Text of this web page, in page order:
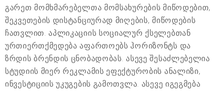
გარეთ მომხმარებელთა მომსახურების მიწოდებით,
შეკვეთების დისტანციურად მიღების, მიწოდების
ჩათვლით. აპლიკაციის სოციალურ ქსელებთან
ურთიერთქმედება აფართოებს ჰორიზონტს და
ზრდის ბრენდის ცნობადობას. ასევე შესაძლებელია
სტუდიის მიერ რეკლამის ეფექტურობის ანალიზი,
ინვესტიციის უკუგების გამოთვლა. ასევე იგეგმება